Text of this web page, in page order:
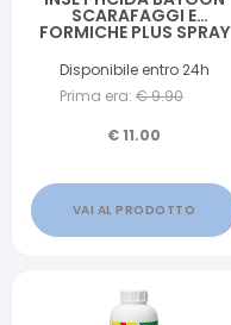
SCARAFAGGI E
FORMICHE PLUS SPRAY
Disponibile entro 24h
Prima era: €9.90
€11.00
VAI AL PRODOTTO